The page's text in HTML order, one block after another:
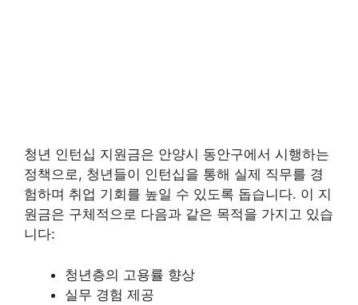
청년 인턴십 지원금은 안양시 동안구에서 시행하는
정책으로, 청년들이 인턴십을 통해 실제 직무를 경
험하며 취업 기회를 높일 수 있도록 돕습니다. 이 지
원금은 구체적으로 다음과 같은 목적을 가지고 있습
니다:
청년층의 고용률 향상
실무 경험 제공